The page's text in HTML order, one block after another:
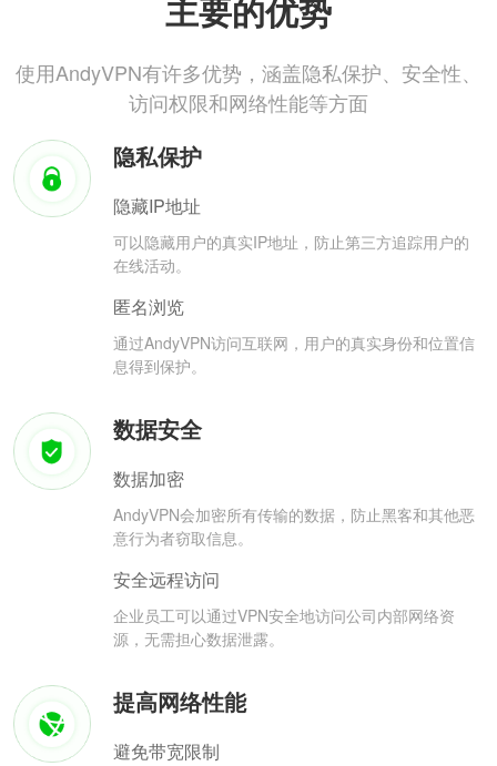
主要的优势
使用AndyVPN有许多优势，涵盖隐私保护、安全性、
访问权限和网络性能等方面
隐私保护
隐藏IP地址
可以隐藏用户的真实IP地址，防止第三方追踪用户的
在线活动。
匿名浏览
通过AndyVPN访问互联网，用户的真实身份和位置信
息得到保护。
数据安全
数据加密
AndyVPN会加密所有传输的数据，防止黑客和其他恶
意行为者窃取信息。
安全远程访问
企业员工可以通过VPN安全地访问公司内部网络资
源，无需担心数据泄露。
提高网络性能
避免带宽限制